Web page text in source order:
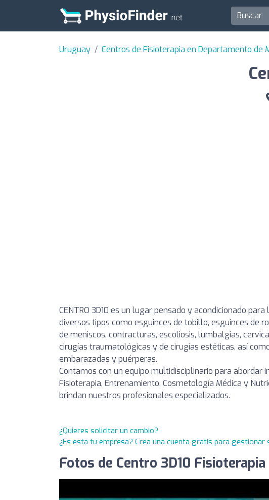
Uruguay Centros de Fisioterapia en Departamento de
CENTRO 3D10 es un lugar pensado y acondicionado
diversos tipos como esguinces de tobillo, esguinces de
de meniscos, contracturas, escoliosis, lumbalgias,
cirugías traumatológicas y de cirugías estéticas, así
embarazadas y puérperas.
Contamos con un equipo multidisciplinario para abordar
Fisioterapia, Entrenamiento, Cosmetología Médica y
brindan nuestros profesionales especializados.
¿Quieres solicitar un cambio?
¿Es esta tu empresa? Crea una cuenta gratis para gestionar
Fotos de Centro 3D10 Fisioterapia